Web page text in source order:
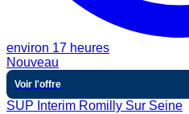
environ 17 heures
Nouveau
Voir l'offre
SUP Interim Romilly Sur Seine